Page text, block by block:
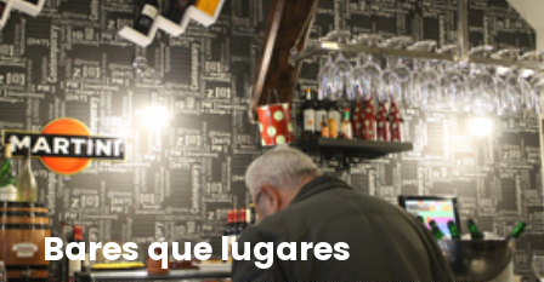
Bares que lugares